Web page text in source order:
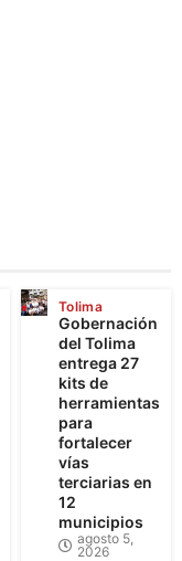
Tolima
Gobernación
del Tolima
entrega 27
kits de
herramientas
para
fortalecer
vías
terciarias en
12
municipios
agosto 5,
2026